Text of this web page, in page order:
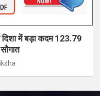
में बड़ा कदम 123.79